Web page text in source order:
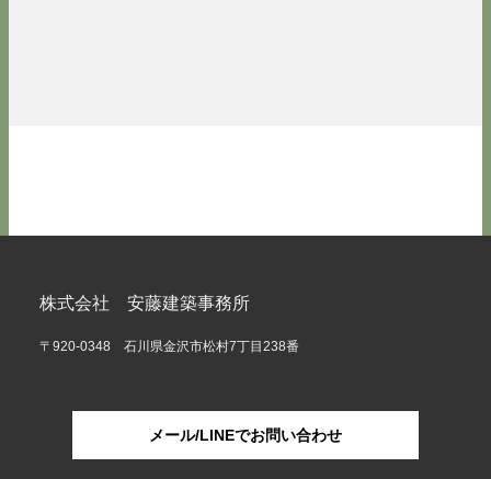
株式会社 安藤建築事務所
〒920-0348 石川県金沢市松村7丁目238番
メール/LINEでお問い合わせ